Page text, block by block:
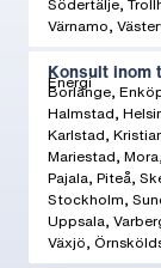
Södertälje,
Värnamo,
Konsult inom
Energi
Borlänge,
Halmstad,
Karlstad,
Mariestad,
Pajala, Piteå,
Stockholm,
Uppsala,
Växjö,